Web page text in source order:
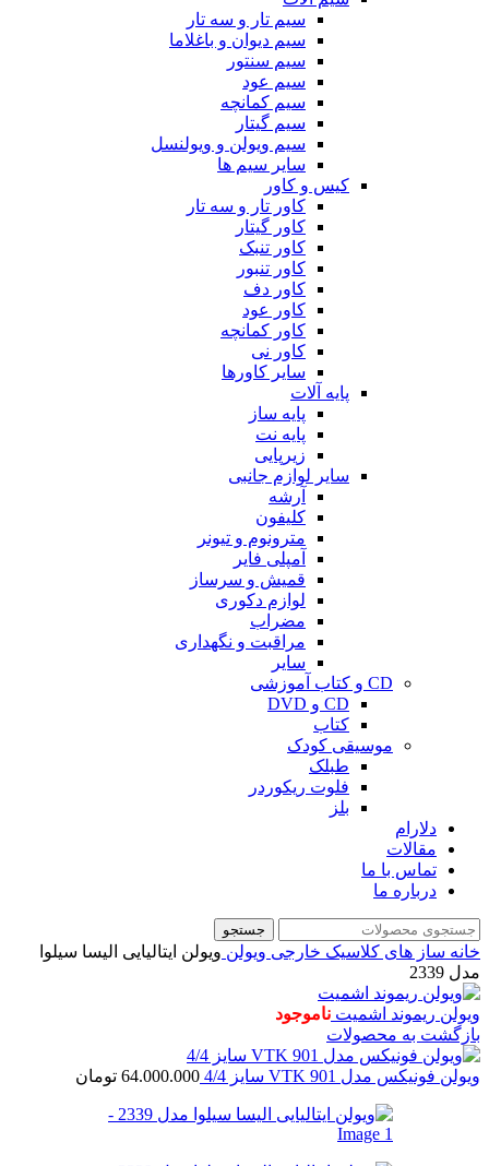
سیم تار و سه تار
سیم دیوان و باغلاما
سیم سنتور
سیم عود
سیم کمانچه
سیم گیتار
سیم ویولن و ویولنسل
سایر سیم ها
کیس و کاور
کاور تار و سه تار
کاور گیتار
کاور تنبک
کاور تنبور
کاور دف
کاور عود
کاور کمانچه
کاور نی
سایر کاورها
پایه آلات
پایه ساز
پایه نت
زیرپایی
سایر لوازم جانبی
آرشه
کلیفون
مترونوم و تیونر
آمپلی فایر
قمیش و سرساز
لوازم دکوری
مضراب
مراقبت و نگهداری
سایر
CD و کتاب آموزشی
CD و DVD
کتاب
موسیقی کودک
طبلک
فلوت ریکوردر
بلز
دلارام
مقالات
تماس با ما
درباره ما
جستجو
خانه ساز های کلاسیک خارجی ویولن ویولن ایتالیایی الیسا سیلوا
مدل 2339
ویولن ریموند اشمیت ناموجود
بازگشت به محصولات
ویولن فونیکس مدل VTK 901 سایز 4/4 64.000.000 تومان